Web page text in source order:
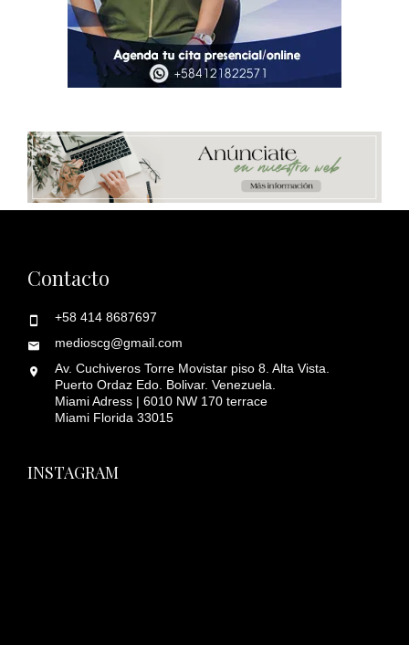
Contacto
+58 414 8687697
medioscg@gmail.com
Av. Cuchiveros Torre Movistar piso 8. Alta Vista.
Puerto Ordaz Edo. Bolivar. Venezuela.
Miami Adress | 6010 NW 170 terrace
Miami Florida 33015
INSTAGRAM